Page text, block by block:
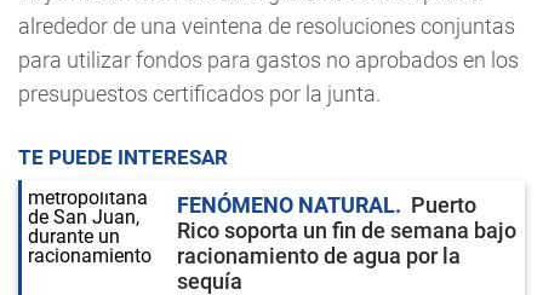
alrededor de una veintena de resoluciones conjuntas
para utilizar fondos para gastos no aprobados en los
presupuestos certificados por la junta.
TE PUEDE INTERESAR
FENÓMENO NATURAL
Puerto
Rico soporta un fin de semana bajo
racionamiento de agua por la
sequía